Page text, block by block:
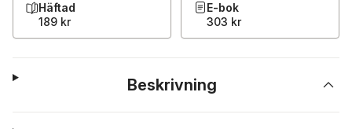
Häftad
189 kr
E-bok
303 kr
Beskrivning